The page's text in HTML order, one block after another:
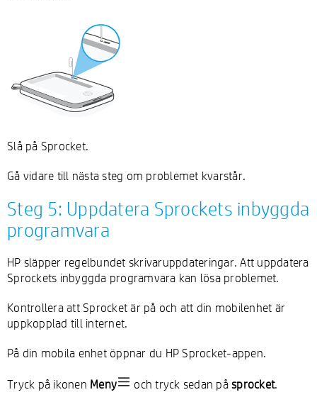
Slå på Sprocket.
Gå vidare till nästa steg om problemet kvarstår.
Steg 5: Uppdatera Sprockets inbyggda
programvara
HP släpper regelbundet skrivaruppdateringar. Att uppdatera
Sprockets inbyggda programvara kan lösa problemet.
Kontrollera att Sprocket är på och att din mobilenhet är
uppkopplad till internet.
På din mobila enhet öppnar du HP Sprocket-appen.
Tryck på ikonen Meny och tryck sedan påsprocket.